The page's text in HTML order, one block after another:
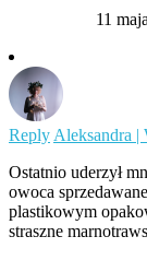
11
Reply Aleksandra |
Ostatnio uderzył
owoca
plastikowym
straszne